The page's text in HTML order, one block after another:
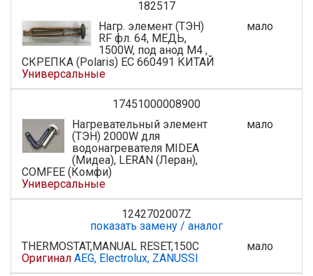
182517
Нагр. элемент (ТЭН)
RF фл. 64, МЕДЬ,
1500W, под анод M4 ,
СКРЕПКА (Polaris) EC 660491 КИТАЙ
Универсальные
мало
17451000008900
Нагревательный элемент
(ТЭН) 2000W для
водонагревателя MIDEA
(Мидеа), LERAN (Леран),
COMFEE (Комфи)
Универсальные
мало
1242702007Z
показать замену / аналог
THERMOSTAT,MANUAL RESET,150C
Оригинал AEG, Electrolux, ZANUSSI
мало